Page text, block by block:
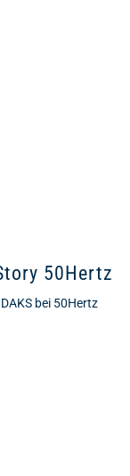
50Hertz
bei 50Hertz